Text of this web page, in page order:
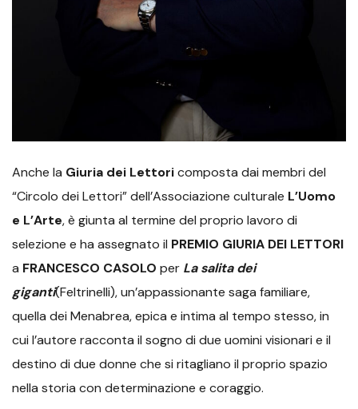
Anche la Giuria dei Lettoricomposta dai membri del
“Circolo dei Lettori” dell’Associazione culturale L’Uomo
e L’Arte, è giunta al termine del proprio lavoro di
selezione e ha assegnato il PREMIO GIURIA DEI LETTORI
a FRANCESCO CASOLO per La salita dei
giganti(Feltrinelli), un’appassionante saga familiare,
quella dei Menabrea, epica e intima al tempo stesso, in
cui l’autore racconta il sogno di due uomini visionari e il
destino di due donne che si ritagliano il proprio spazio
nella storia con determinazione e coraggio.